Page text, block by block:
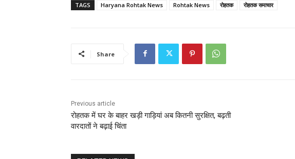
TAGS Haryana Rohtak News Rohtak News रोहतक रोहतक समाचार
Share
Previous article
रोहतक में घर के बाहर खड़ी गाड़ियां अब कितनी सुरक्षित, बढ़ती
वारदातों ने बढ़ाई चिंता